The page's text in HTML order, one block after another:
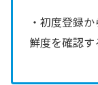
・初度登録
鮮度を確認す